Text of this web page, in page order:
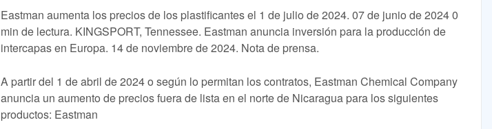
Eastman aumenta los precios de los plastificantes el 1 de julio de 2024. 07 de junio de 2024 0
min de lectura. KINGSPORT, Tennessee. Eastman anuncia inversión para la producción de
intercapas en Europa. 14 de noviembre de 2024. Nota de prensa.
A partir del 1 de abril de 2024 o según lo permitan los contratos, Eastman Chemical Company
anuncia un aumento de precios fuera de lista en el norte de Nicaragua para los siguientes
productos: Eastman